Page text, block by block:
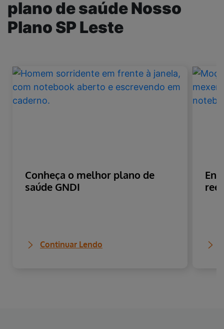
plano de saúde Nosso
Plano SP Leste
Conheça o melhor plano de
saúde GNDI
Continuar Lendo